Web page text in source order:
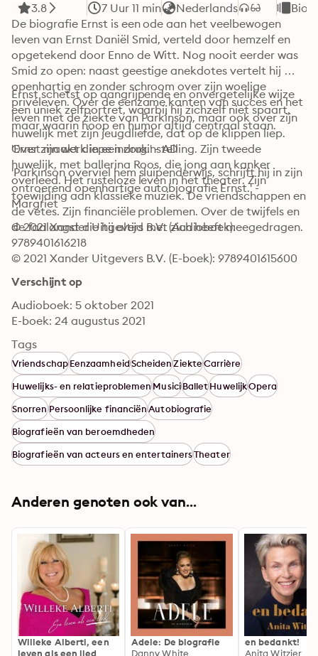
3.8 7 Uur 11 min Nederlands
De biografie Ernst is een ode aan het veelbewogen
leven van Ernst Daniël Smid, verteld door hemzelf en
opgetekend door Enno de Witt. Nog nooit eerder was
Smid zo open: naast geestige anekdotes vertelt hij
openhartig en zonder schroom over zijn woelige
privéleven. Over de eenzame kanten van succes en het
leven met de ziekte van Parkinson, maar ook over zijn
huwelijk met zijn jeugdliefde, dat op de klippen liep.
Over zijn werk in een zorginstelling. Zijn tweede
huwelijk, met ballerina Roos, die jong aan kanker
overleed. Het rusteloze leven in het theater. Zijn
toewijding aan klassieke muziek. De vriendschappen en
de vetes. Zijn financiële problemen. Over de twijfels en
de faalangst die hij altijd met zich heeft meegedragen.
Ernst schetst op aangrijpende en onvergetelijke wijze
een uniek zelfportret, waarbij hij zichzelf niet spaart,
maar waarin hoop en humor altijd centraal staan.
'Ernst maakt diepe indruk.' - AD
'Parkinson overviel hem sluipenderwijs, schrijft hij in zijn
ontroerend openhartige autobiografie Ernst.' -
Margriet
© 2021 Xander Uitgevers B.V. (Audioboek):
9789401616218
© 2021 Xander Uitgevers B.V. (E-boek): 9789401615600
Verschijnt op
Audioboek: 5 oktober 2021
E-boek: 24 augustus 2021
Tags
VriendschapEenzaamheidScheidenZiekteCarrière
Huwelijks- en relatieproblemenMusiciBalletHuwelijkOpera
SnorrenPersoonlijke financiënAutobiografie
Biografieën van beroemdheden
Biografieën van acteurs en entertainersTheater
Anderen genoten ook van...
Willeke Alberti, een
leven als een lied
Adele: De biografie
Danny White
en bedankt!
Anita Witzier